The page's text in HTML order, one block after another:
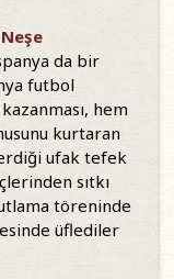
da bir
futbol
kazanması, hem
kurtaran
ufak tefek
sıtkı
töreninde
üflediler